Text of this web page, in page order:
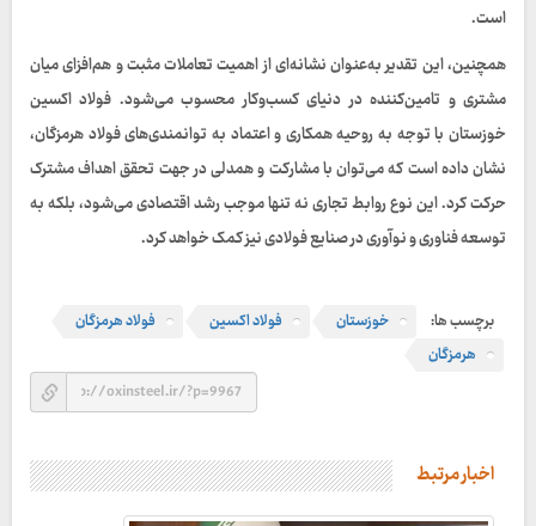
است.
همچنین، این تقدیر به‌عنوان نشانه‌ای از اهمیت تعاملات مثبت و هم‌افزای میان
مشتری و تامین‌کننده در دنیای کسب‌وکار محسوب می‌شود. فولاد اکسین
خوزستان با توجه به روحیه همکاری و اعتماد به توانمندی‌های فولاد هرمزگان،
نشان داده است که می‌توان با مشارکت و همدلی در جهت تحقق اهداف مشترک
حرکت کرد. این نوع روابط تجاری نه تنها موجب رشد اقتصادی می‌شود، بلکه به
توسعه فناوری و نوآوری در صنایع فولادی نیز کمک خواهد کرد.
برچسب ها: خوزستان فولاد اکسین
فولاد هرمزگان
هرمزگان
اخبار مرتبط